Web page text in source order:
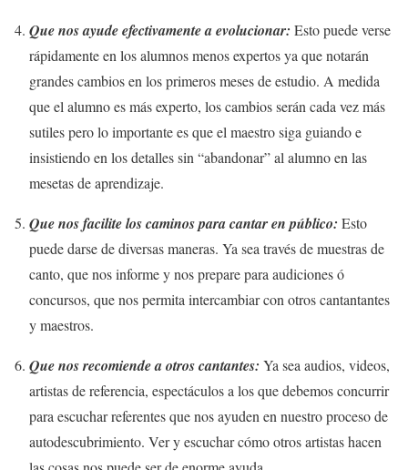
Que nos ayude efectivamente a evolucionar: Esto puede verse
rápidamente en los alumnos menos expertos ya que notarán
grandes cambios en los primeros meses de estudio. A medida
que el alumno es más experto, los cambios serán cada vez más
sutiles pero lo importante es que el maestro siga guiando e
insistiendo en los detalles sin “abandonar” al alumno en las
mesetas de aprendizaje.
Que nos facilite los caminos para cantar en público: Esto
puede darse de diversas maneras. Ya sea través de muestras de
canto, que nos informe y nos prepare para audiciones ó
concursos, que nos permita intercambiar con otros cantantantes
y maestros.
Que nos recomiende a otros cantantes: Ya sea audios, videos,
artistas de referencia, espectáculos a los que debemos concurrir
para escuchar referentes que nos ayuden en nuestro proceso de
autodescubrimiento. Ver y escuchar cómo otros artistas hacen